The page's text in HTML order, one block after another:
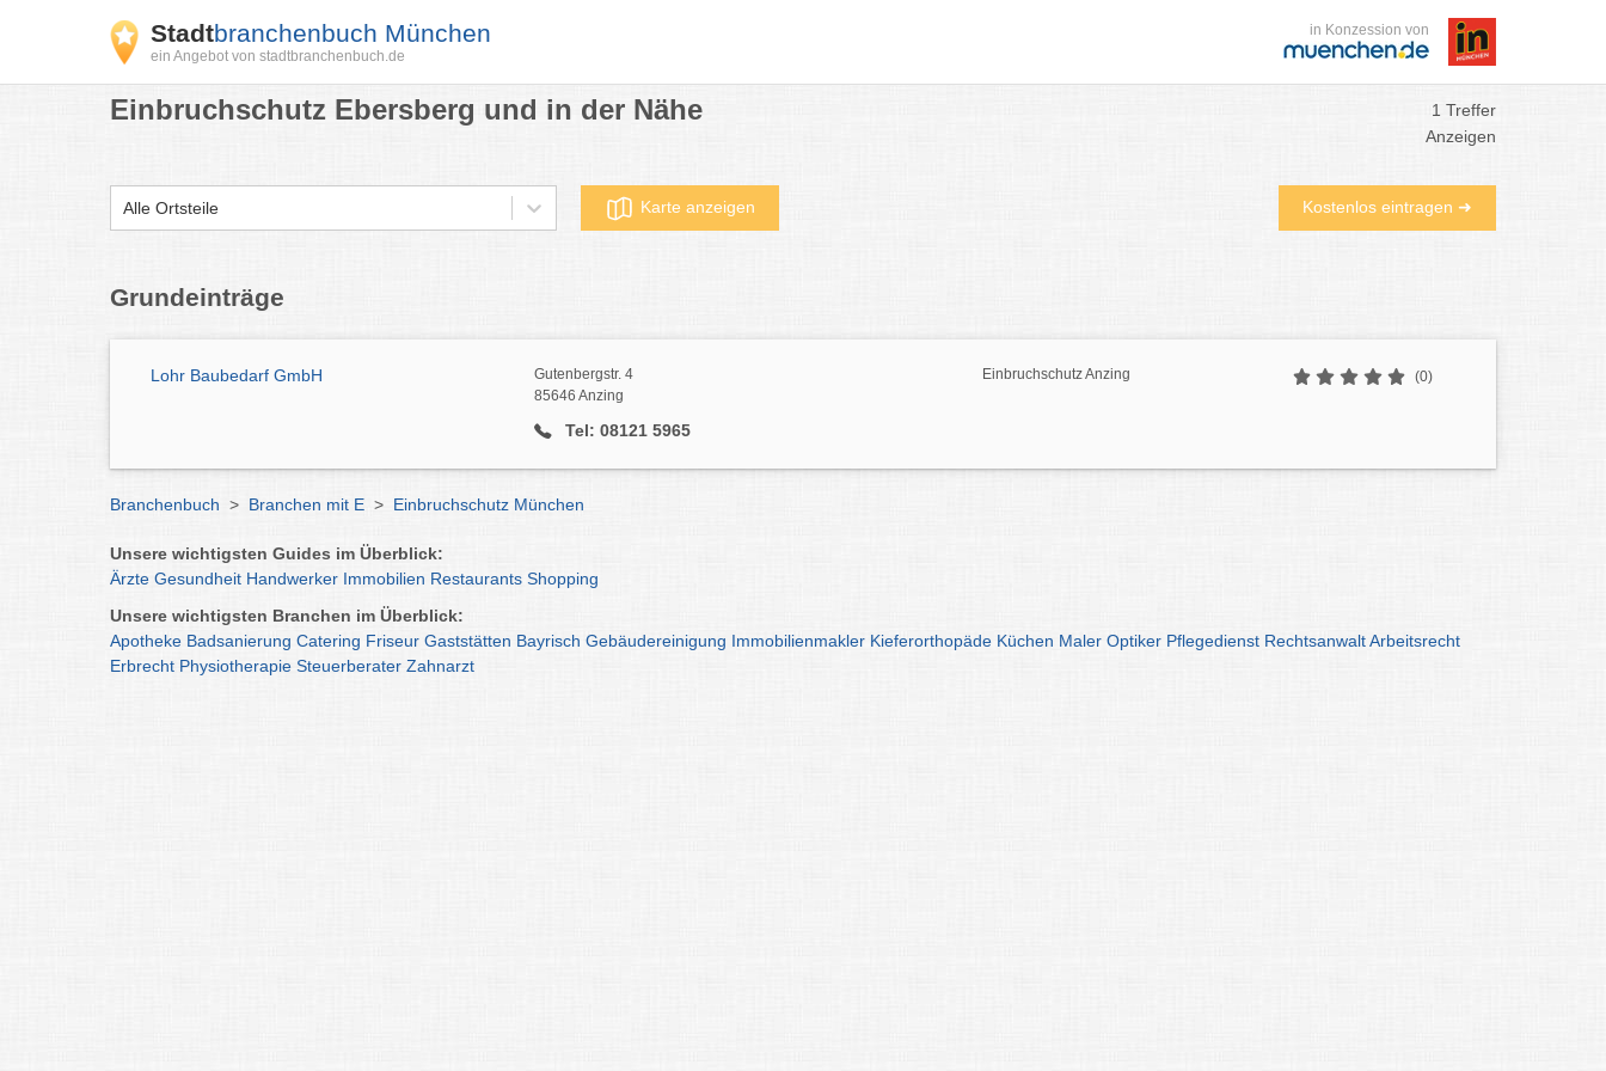
Stadtbranchenbuch München
ein Angebot von stadtbranchenbuch.de
in Konzession von
Einbruchschutz Ebersberg und in der Nähe
1 Treffer
Anzeigen
Alle Ortsteile Karte anzeigen Kostenlos eintragen ➜
Grundeinträge
Lohr Baubedarf GmbH
Gutenbergstr. 4
85646 Anzing
Tel: 08121 5965
Einbruchschutz Anzing (0)
Branchenbuch > Branchen mit E > Einbruchschutz München
Unsere wichtigsten Guides im Überblick:
Ärzte Gesundheit Handwerker Immobilien Restaurants Shopping
Unsere wichtigsten Branchen im Überblick:
Apotheke Badsanierung Catering Friseur Gaststätten Bayrisch Gebäudereinigung Immobilienmakler Kieferorthopäde Küchen Maler Optiker Pflegedienst RechtsanwaltArbeitsrecht
Erbrecht Physiotherapie Steuerberater Zahnarzt